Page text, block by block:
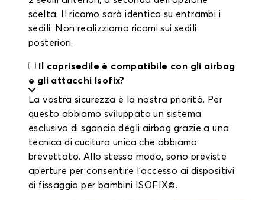
scelta. Il ricamo sarà identico su entrambi i
sedili. Non realizziamo ricami sui sedili
posteriori.
Il coprisedile è compatibile con gli airbag
e gli attacchi Isofix?
La vostra sicurezza è la nostra priorità. Per
questo abbiamo sviluppato un sistema
esclusivo di sgancio degli airbag grazie a una
tecnica di cucitura unica che abbiamo
brevettato. Allo stesso modo, sono previste
aperture per consentire l'accesso ai dispositivi
di fissaggio per bambini ISOFIX©.